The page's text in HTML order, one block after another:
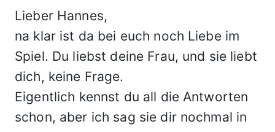
Lieber Hannes,
na klar ist da bei euch noch Liebe im
Spiel. Du liebst deine Frau, und sie liebt
dich, keine Frage.
Eigentlich kennst du all die Antworten
schon, aber ich sag sie dir nochmal in